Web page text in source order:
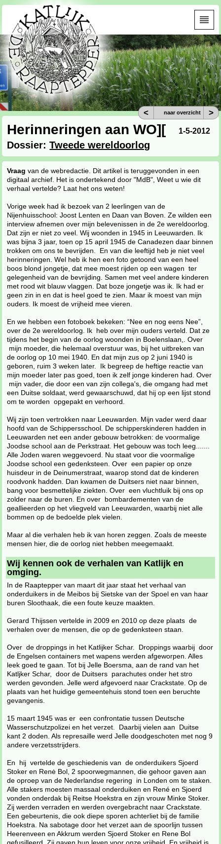
1-5-2012
Herinneringen aan WO][
Dossier:Tweede wereldoorlog
Vraag van de webredactie. Dit artikel is teruggevonden in een
digitaal archief. Het is ondertekend door "MdB", Weet u wie dit
verhaal vertelde? Laat het ons weten!
Vorige week had ik bezoek van 2 leerlingen van de
Nijenhuisschool: Joost Lenten en Daan van Boven. Ze wilden een
interview afnemen over mijn belevenissen in de 2e wereldoorlog.
Dat zijn er niet zo veel. Wij woonden in 1945 in Leeuwarden. Ik
was bijna 3 jaar, toen op 15 april 1945 de Canadezen daar binnen
trokken om ons te bevrijden. En van die leeftijd heb je niet veel
herinneringen. Wel heb ik hen een foto getoond van een heel
boos blond jongetje, dat mee moest rijden op een wagen ter
gelegenheid van de bevrijding. Samen met veel andere kinderen
met rood wit blauw vlaggen. Dat boze jongetje was ik. Ik had er
geen zin in en dat is heel goed te zien. Maar ik moest van mijn
ouders. Ik moest de vrijheid mee vieren.
En we hebben een fotoboek bekeken: “Nee en nog eens Nee”,
over de 2e wereldoorlog. Ik heb over mijn ouders verteld. Dat ze
tijdens het begin van de oorlog woonden in Boelenslaan,. Over
mijn moeder, die helemaal overstuur was, bij het uitbreken van
de oorlog op 10 mei 1940. En dat mijn zus op 2 juni 1940 is
geboren, ruim 3 weken later. Ik begreep de heftige reactie van
mijn moeder later pas goed, toen ik zelf jonge kinderen had. Over
mijn vader, die door een van zijn collega's, die omgang had met
een Duitse soldaat, werd gewaarschuwd, dat hij op een lijst stond
om te worden opgepakt en verhoord.
Wij zijn toen vertrokken naar Leeuwarden. Mijn vader werd daar
hoofd van de Schippersschool. De schipperskinderen hadden in
Leeuwarden net een ander gebouw betrokken: de voormalige
Joodse school aan de Perkstraat. Het gebouw was toch leeg.......
Alle Joden waren weggevoerd. Nu staat voor die voormalige
Joodse school een gedenksteen. Over een papier op onze
huisdeur in de Deinumerstraat, waarop stond dat de kinderen
roodvonk hadden. Dan kwamen de Duitsers niet naar binnen,
bang voor besmettelijke ziekten. Over een vluchtluik bij ons op
zolder naar de buren. En over bombardementen van de
geallieerden op het vliegveld van Leeuwarden, waarbij niet alle
bommen op de bedoelde plek vielen.
Maar al die verhalen heb ik van horen zeggen. Zoals de meeste
mensen hier, die de oorlog niet hebben meegemaakt.
Wij kennen ook de verhalen van Katlijk en
omging.
In de Raaptepper van maart dit jaar staat het verhaal van
onderduikers in de Meibos bij Sietske van der Spoel en van haar
buren Sloothaak, die een foute keuze maakten.
Gerard Thijssen vertelde in 2009 en 2010 op deze plaats de
verhalen over de mensen, die op de gedenksteen staan.
Over de droppings in het Katlijker Schar. Droppings waarbij door
de Engelsen containers met wapens werden afgeworpen. Alles
leek goed te gaan. Tot bij Jelle Boersma, aan de rand van het
Katljker Schar, door de Duitsers parachutes onder het stro
werden gevonden. Jelle werd afgevoerd naar Crackstate. Op de
plaats van het huidige gemeentehuis stond toen een beruchte
gevangenis.
15 maart 1945 was er een confrontatie tussen Deutsche
Wasserschutzpolizei en het verzet. Daarbij vielen aan Duitse
kant 2 doden. Als represaille werd Jelle doodgeschoten met nog 9
andere verzetsstrijders.
En hij vertelde de geschiedenis van de onderduikers Sjoerd
Stoker en Renė Bol, 2 spoorwegmannen, die gehoor gaven aan
de oproep van de Nederlandse regering in Londen om te staken.
Alle stakers moesten massaal onderduiken en René en Sjoerd
vonden onderdak bij Reitse Hoekstra en zijn vrouw Minke Stoker.
Zij werden verraden en werden overgebracht naar Crackstate.
Een gebeurtenis, die ook diepe sporen achterliet bij de familie
Hoekstra. Na sabotage door het verzet aan de spoorlijn tussen
Heerenveen en Akkrum werden Sjoerd Stoker en Rene Bol
< naar overzicht >